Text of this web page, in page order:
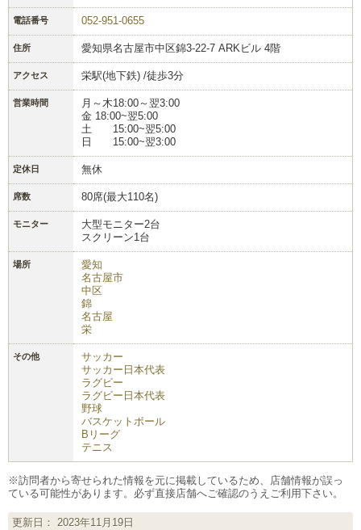
電話番号 052-951-0655
住所 愛知県名古屋市中区錦3-22-7 ARKビル 4階
アクセス 栄駅(地下鉄) /徒歩3分
営業時間
月～木18:00～翌3:00
金 18:00~翌5:00
土 15:00~翌5:00
日 15:00~翌3:00
定休日 無休
席数 80席(最大110名)
モニター
大型モニター2台
スクリーン1台
場所
愛知
名古屋市
中区
錦
名古屋
栄
その他
サッカー
サッカー日本代表
ラグビー
ラグビー日本代表
野球
バスケットボール
Bリーグ
テニス
※訪問者から寄せられた情報を元に掲載しているため、店舗情報が誤っ
ている可能性があります。必ず直接店舗へご確認のうえご利用下さい。
更新日： 2023年11月19日